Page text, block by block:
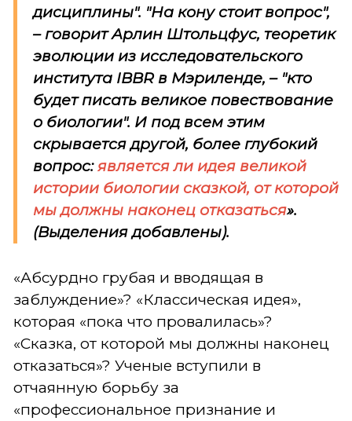
дисциплины". "На кону стоит вопрос",
– говорит Арлин Штольцфус, теоретик
эволюции из исследовательского
института IBBRв Мэриленде, – "кто
будет писать великое повествование
о биологии". И под всем этим
скрывается другой, более глубокий
вопрос:является ли идея великой
истории биологии сказкой, от которой
мы должны наконец отказаться».
(Выделения добавлены).
«Абсурдно грубая и вводящая в
заблуждение»? «Классическая идея»,
которая «пока что провалилась»?
«Сказка, от которой мы должны наконец
отказаться»? Ученые вступили в
отчаянную борьбу за
«профессиональное признание и